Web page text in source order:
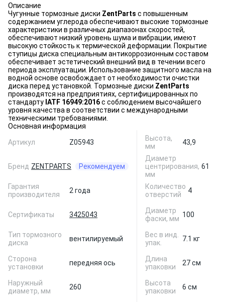
Описание
Чугунные тормозные диски ZentParts с повышенным
содержанием углерода обеспечивают высокие тормозные
характеристики в различных диапазонах скоростей,
обеспечивают низкий уровень шума и вибрации, имеют
высокую стойкость к термической деформации. Покрытие
ступицы диска специальным антикоррозионным составом
обеспечивает эстетический внешний вид в течении всего
периода эксплуатации. Использование защитного масла на
водной основе освобождает от необходимости очистки
диска перед установкой. Тормозные диски ZentParts
производятся на предприятиях, сертифицированных по
стандарту IATF 16949:2016с соблюдением высочайшего
уровня качества в соответствии с международными
техническими требованиями.
Основная информация
Артикул
Z05943
Бренд ZENTPARTS Рекомендуем
Гарантия
производителя
2 года
Сертификаты 3425043
Тип тормозного
диска
вентилируемый
Сторона
установки
передняя ось
Наружный
диаметр, мм
260
Высота,
мм
43,9
Диаметр
центрирования,
мм
61
Количество
отверстий
4
Диаметр
фаски, мм 100
Вес в инд.
упак.
7.1 кг
Длина
упаковки
27 см
Высота
упаковки
6 см